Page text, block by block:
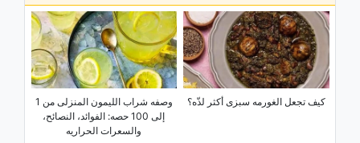
کیف تجعل الغورمه سبزی أکثر لذّه؟
وصفه شراب اللیمون المنزلی من 1
إلى 100 حصه: الفوائد، النصائح،
والسعرات الحراریه